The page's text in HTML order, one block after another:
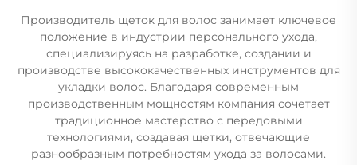
Производитель щеток для волос занимает ключевое
положение в индустрии персонального ухода,
специализируясь на разработке, создании и
производстве высококачественных инструментов для
укладки волос. Благодаря современным
производственным мощностям компания сочетает
традиционное мастерство с передовыми
технологиями, создавая щетки, отвечающие
разнообразным потребностям ухода за волосами.